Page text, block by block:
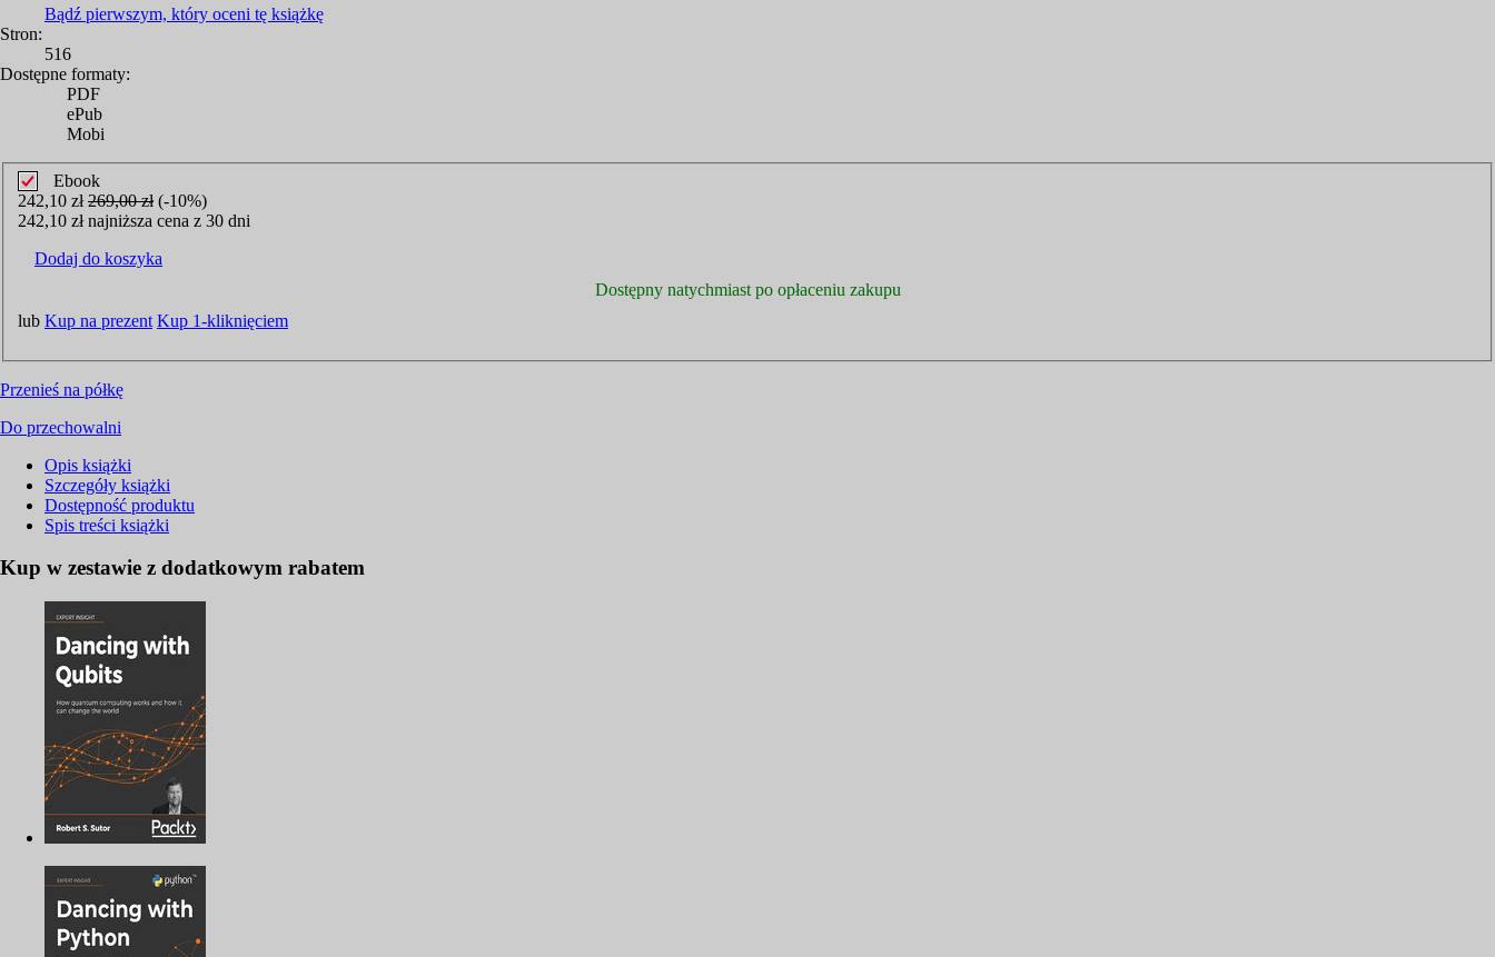
Bądź pierwszym, który oceni tę książkę
Stron:
516
Dostępne formaty:
PDF
ePub
Mobi
Ebook
242,10 zł 269,00 zł (-10%)
242,10 zł najniższa cena z 30 dni
Dodaj do koszyka
Dostępny natychmiast po opłaceniu zakupu
lub
Kup na prezent Kup 1-kliknięciem
Przenieś na półkę
Do przechowalni
Opis książki
Szczegóły książki
Dostępność produktu
Spis treści książki
Kup w zestawie z dodatkowym rabatem